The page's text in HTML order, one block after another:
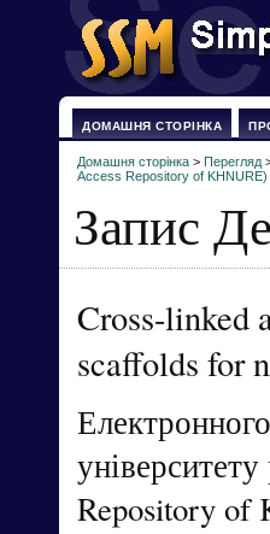
ДОМАШНЯ СТОРІНКА
Домашня сторінка > Перегляд
Access Repository of KHNURE)
Запис
Cross-linked
scaffolds for
Repository of